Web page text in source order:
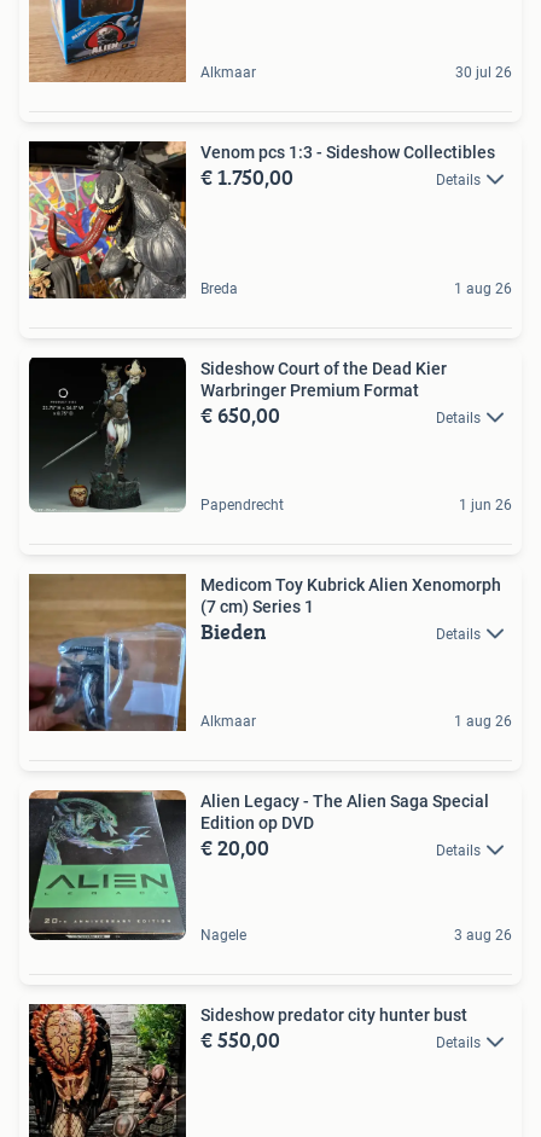
Alkmaar 30 jul 26
Venom pcs 1:3 - Sideshow Collectibles
€ 1.750,00 Details
Breda 1 aug 26
Sideshow Court of the Dead Kier
Warbringer Premium Format
€ 650,00 Details
Papendrecht 1 jun 26
Medicom Toy Kubrick Alien Xenomorph
(7 cm) Series 1
Bieden Details
Alkmaar 1 aug 26
Alien Legacy - The Alien Saga Special
Edition op DVD
€ 20,00 Details
Nagele 3 aug 26
Sideshow predator city hunter bust
€ 550,00 Details